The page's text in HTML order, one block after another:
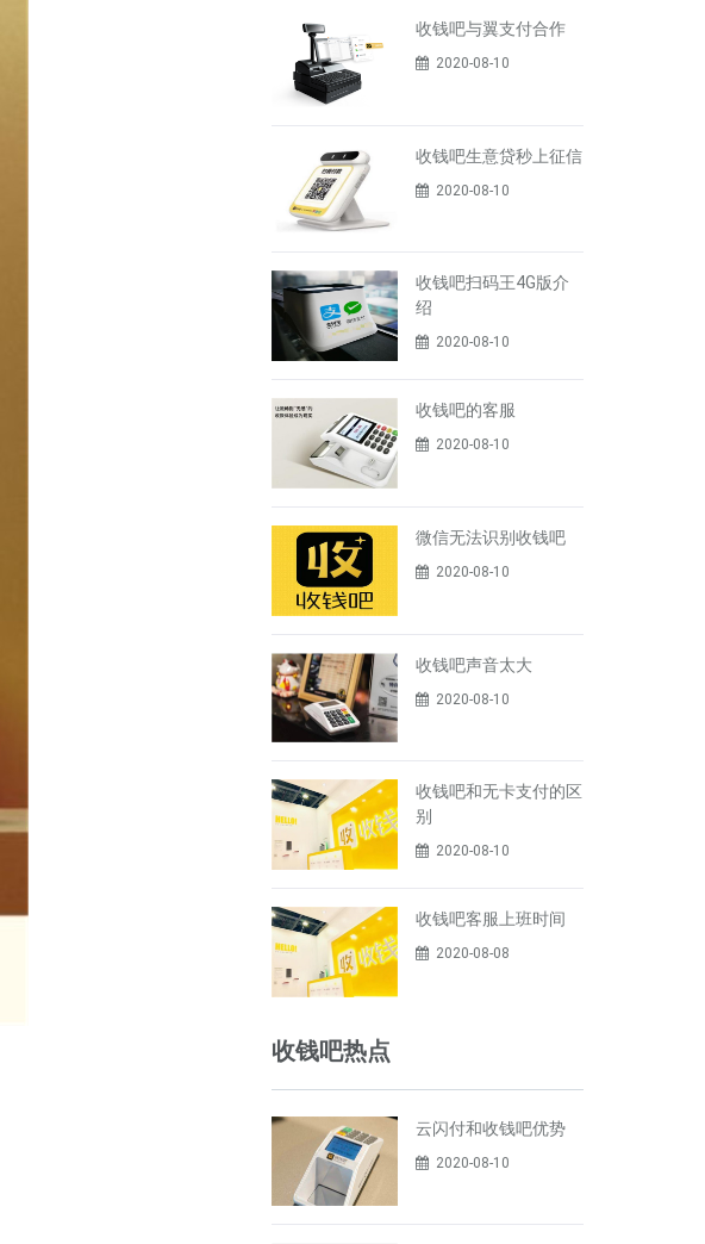
收钱吧与翼支付合作
2020-08-10
收钱吧生意贷秒上征信
2020-08-10
收钱吧扫码王4G版介
绍
2020-08-10
收钱吧的客服
2020-08-10
微信无法识别收钱吧
2020-08-10
收钱吧声音太大
2020-08-10
收钱吧和无卡支付的区
别
2020-08-10
收钱吧客服上班时间
2020-08-08
收钱吧热点
云闪付和收钱吧优势
2020-08-10